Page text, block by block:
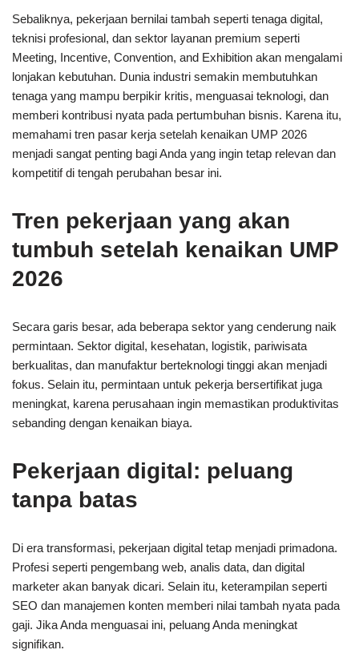
Sebaliknya, pekerjaan bernilai tambah seperti tenaga digital,
teknisi profesional, dan sektor layanan premium seperti
Meeting, Incentive, Convention, and Exhibition akan mengalami
lonjakan kebutuhan. Dunia industri semakin membutuhkan
tenaga yang mampu berpikir kritis, menguasai teknologi, dan
memberi kontribusi nyata pada pertumbuhan bisnis. Karena itu,
memahami tren pasar kerja setelah kenaikan UMP 2026
menjadi sangat penting bagi Anda yang ingin tetap relevan dan
kompetitif di tengah perubahan besar ini.
Tren pekerjaan yang akan
tumbuh setelah kenaikan UMP
2026
Secara garis besar, ada beberapa sektor yang cenderung naik
permintaan. Sektor digital, kesehatan, logistik, pariwisata
berkualitas, dan manufaktur berteknologi tinggi akan menjadi
fokus. Selain itu, permintaan untuk pekerja bersertifikat juga
meningkat, karena perusahaan ingin memastikan produktivitas
sebanding dengan kenaikan biaya.
Pekerjaan digital: peluang
tanpa batas
Di era transformasi, pekerjaan digital tetap menjadi primadona.
Profesi seperti pengembang web, analis data, dan digital
marketer akan banyak dicari. Selain itu, keterampilan seperti
SEO dan manajemen konten memberi nilai tambah nyata pada
gaji. Jika Anda menguasai ini, peluang Anda meningkat
signifikan.